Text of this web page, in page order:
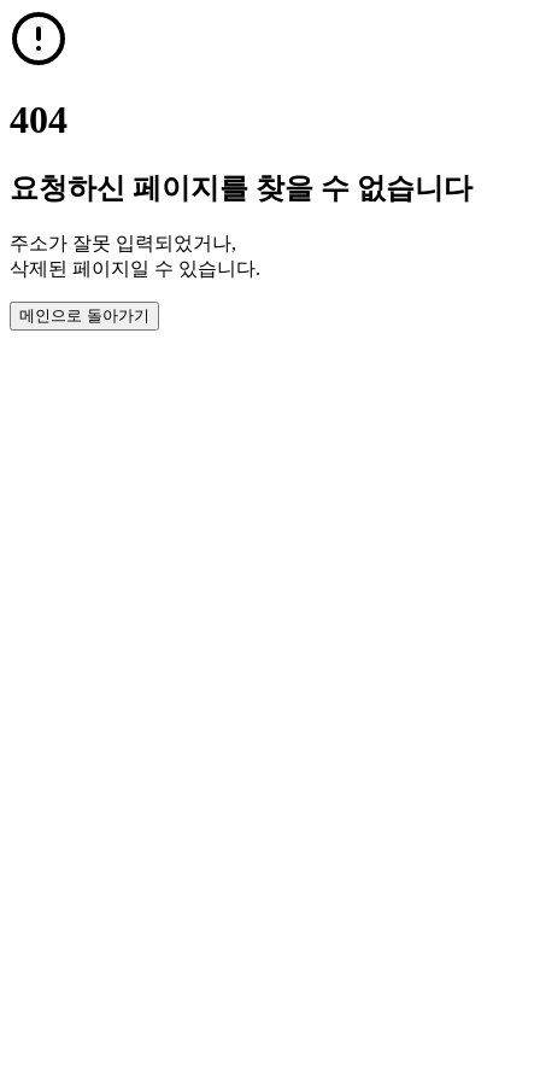
404
요청하신 페이지를 찾을 수 없습니다
주소가 잘못 입력되었거나,
삭제된 페이지일 수 있습니다.
메인으로 돌아가기